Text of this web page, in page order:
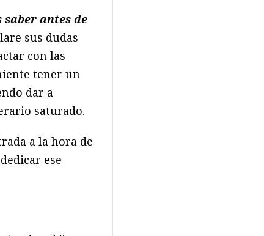
saber antes de
sus dudas
con las
tener un
dar a
saturado.
a la hora de
ese